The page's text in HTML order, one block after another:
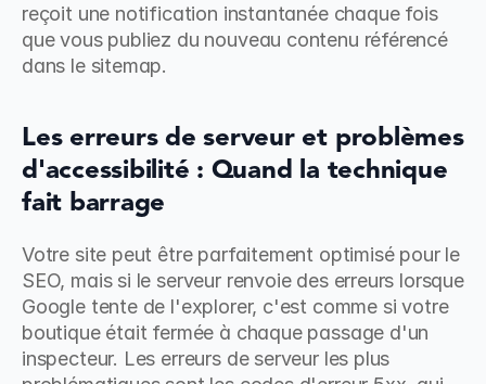
reçoit une notification instantanée chaque fois
que vous publiez du nouveau contenu référencé
dans le sitemap.
Les erreurs de serveur et problèmes
d'accessibilité : Quand la technique
fait barrage
Votre site peut être parfaitement optimisé pour le
SEO, mais si le serveur renvoie des erreurs lorsque
Google tente de l'explorer, c'est comme si votre
boutique était fermée à chaque passage d'un
inspecteur. Les erreurs de serveur les plus